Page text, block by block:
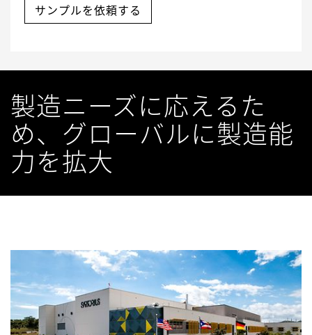
サンプルを依頼する
製造ニーズに応えるた
め、グローバルに製造能
力を拡大